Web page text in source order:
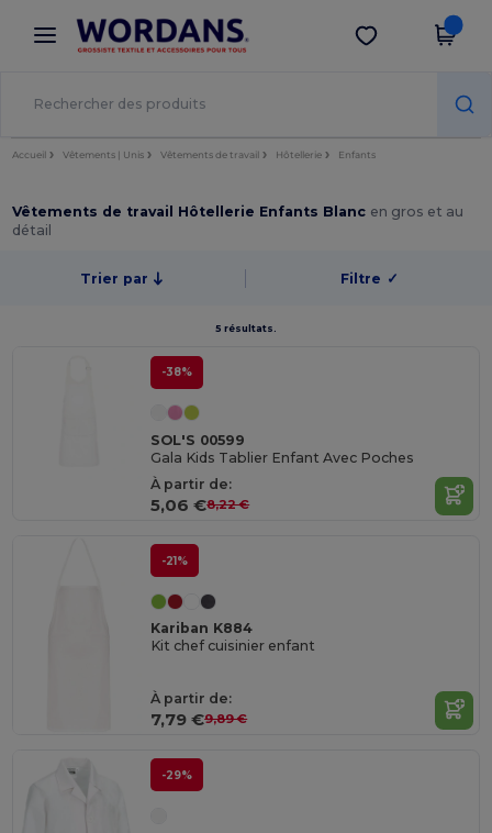
× Appli Wordans
Meilleurs prix sur l’app !
Obtenir l'appli
Accueil Vêtements | Unis Vêtements de travail Hôtellerie Enfants
Vêtements de travail Hôtellerie Enfants Blanc en gros et au
détail
Trier par Filtre ✓
5 résultats.
-38%
SOL'S 00599
Gala Kids Tablier Enfant Avec Poches
À partir de:
5,06 €8,22 €
-21%
Kariban K884
Kit chef cuisinier enfant
À partir de:
7,79 €9,89 €
-29%